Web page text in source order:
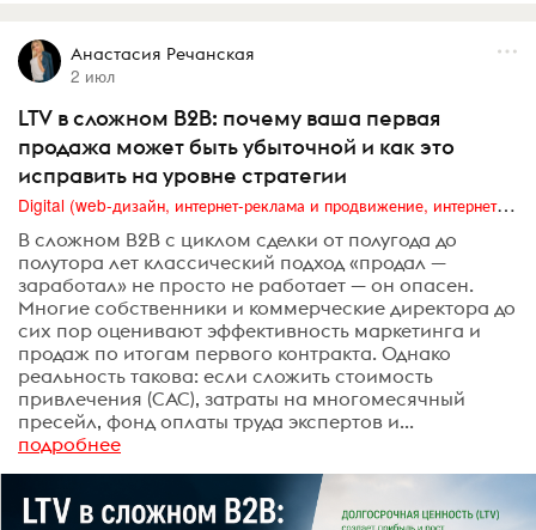
Анастасия Речанская
2 июл
LTV в сложном B2B: почему ваша первая
продажа может быть убыточной и как это
исправить на уровне стратегии
Digital (web-дизайн, интернет-реклама и продвижение, интернет-сообщества и блоги, интернет-коммуникации, мобильный маркетинг, реклама на цифровых экранах)
В сложном B2B с циклом сделки от полугода до
полутора лет классический подход «продал —
заработал» не просто не работает — он опасен.
Многие собственники и коммерческие директора до
сих пор оценивают эффективность маркетинга и
продаж по итогам первого контракта. Однако
реальность такова: если сложить стоимость
привлечения (CAC), затраты на многомесячный
пресейл, фонд оплаты труда экспертов и...
подробнее